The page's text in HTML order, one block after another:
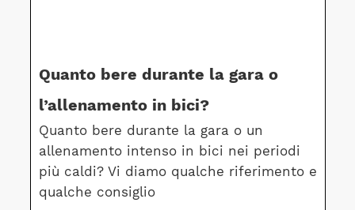
Quanto bere durante la gara o
l’allenamento in bici?
Quanto bere durante la gara o un
allenamento intenso in bici nei periodi
più caldi? Vi diamo qualche riferimento e
qualche consiglio